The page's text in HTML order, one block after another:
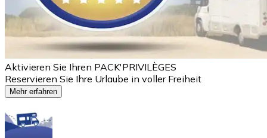
Aktivieren Sie Ihren PACK'PRIVILÈGES
Reservieren Sie Ihre Urlaube in voller Freiheit
Mehr erfahren